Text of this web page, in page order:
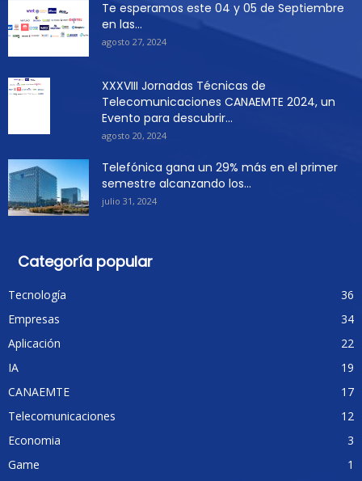
Te esperamos este 04 y 05 de Septiembre
en las...
agosto 27, 2024
XXXVIII Jornadas Técnicas de
Telecomunicaciones CANAEMTE 2024, un
Evento para descubrir...
agosto 20, 2024
Telefónica gana un 29% más en el primer
semestre alcanzando los...
julio 31, 2024
Categoría popular
Tecnología
36
Empresas
34
Aplicación
22
IA
19
CANAEMTE
17
Telecomunicaciones
12
Economia
3
Game
1